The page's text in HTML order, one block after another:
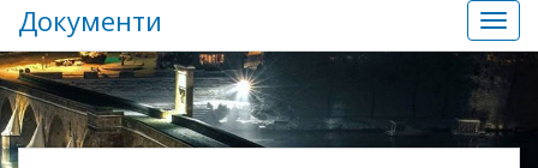
Документи